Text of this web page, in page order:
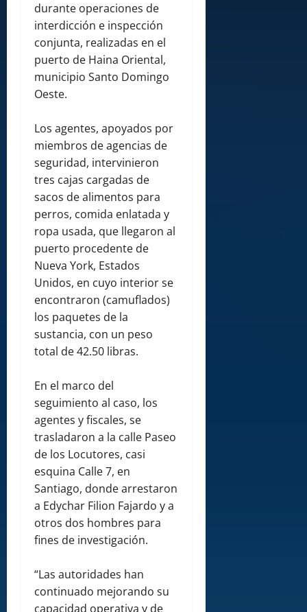
durante operaciones de
interdicción e inspección
conjunta, realizadas en el
puerto de Haina Oriental,
municipio Santo Domingo
Oeste.
Los agentes, apoyados por
miembros de agencias de
seguridad, intervinieron
tres cajas cargadas de
sacos de alimentos para
perros, comida enlatada y
ropa usada, que llegaron al
puerto procedente de
Nueva York, Estados
Unidos, en cuyo interior se
encontraron (camuflados)
los paquetes de la
sustancia, con un peso
total de 42.50 libras.
En el marco del
seguimiento al caso, los
agentes y fiscales, se
trasladaron a la calle Paseo
de los Locutores, casi
esquina Calle 7, en
Santiago, donde arrestaron
a Edychar Filion Fajardo y a
otros dos hombres para
fines de investigación.
“Las autoridades han
continuado mejorando su
capacidad operativa y de